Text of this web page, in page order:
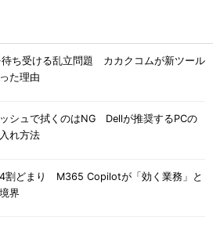
待ち受ける乱立問題 カカクコムが新ツール
た理由
シュで拭くのはNG Dellが推奨するPCの
れ方法
割どまり M365 Copilotが「効く業務」と
界